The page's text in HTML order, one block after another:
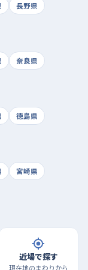
長野県
奈良県
徳島県
宮崎県
近場で探す
現在地のまわりから